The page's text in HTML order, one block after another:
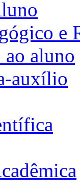
e
aluno
auxílio